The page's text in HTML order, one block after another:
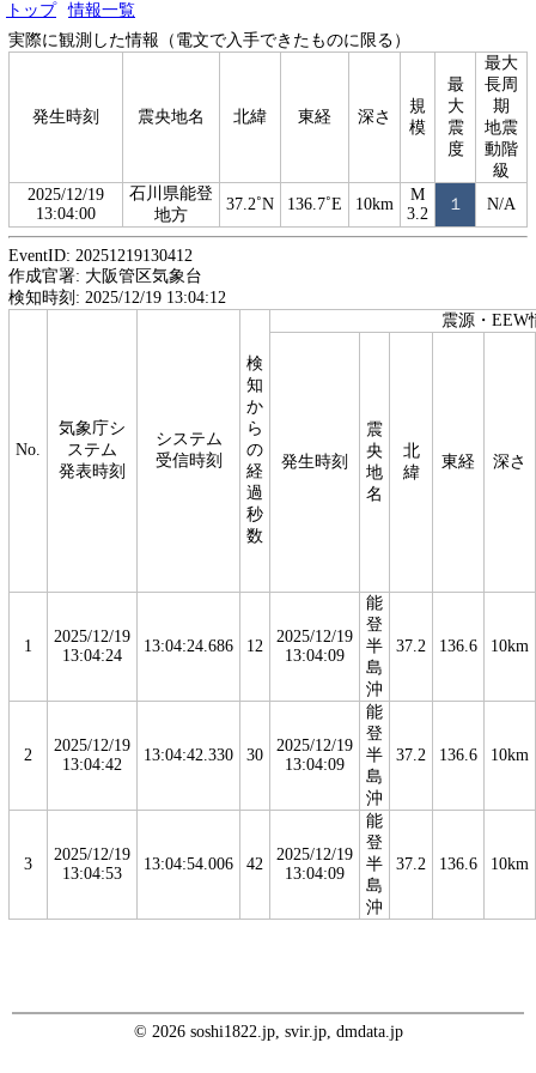
トップ
情報一覧
実際に観測した情報（電文で入手できたものに限る）
発生時刻 震央地名 北緯 東経 深さ
規
模
最
大
震
度
最大
長周
期
地震
動階
級
2025/12/19
13:04:00
石川県能登
地方
37.2˚N 136.7˚E 10km
M
3.2
１ N/A
EventID: 20251219130412
作成官署: 大阪管区気象台
検知時刻: 2025/12/19 13:04:12
No.
気象庁シ
ステム
発表時刻
システム
受信時刻
検
知
か
ら
の
経
過
秒
数
震源・EEW
発生時刻
震
央
地
名
北
緯
東経 深さ
1
2025/12/19
13:04:24
13:04:24.686 12
2025/12/19
13:04:09
能
登
半
島
沖
37.2 136.6 10km
2
2025/12/19
13:04:42
13:04:42.330 30
2025/12/19
13:04:09
能
登
半
島
沖
37.2 136.6 10km
3
2025/12/19
13:04:53
13:04:54.006 42
2025/12/19
13:04:09
能
登
半
島
沖
37.2 136.6 10km
© 2026 soshi1822.jp, svir.jp, dmdata.jp